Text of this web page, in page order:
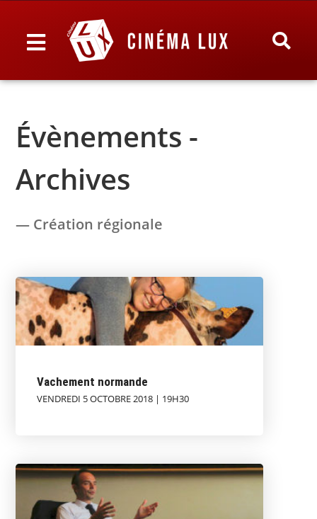
Évènements -
Archives
— Création régionale
Vachement normande
VENDREDI 5 OCTOBRE 2018 | 19H30